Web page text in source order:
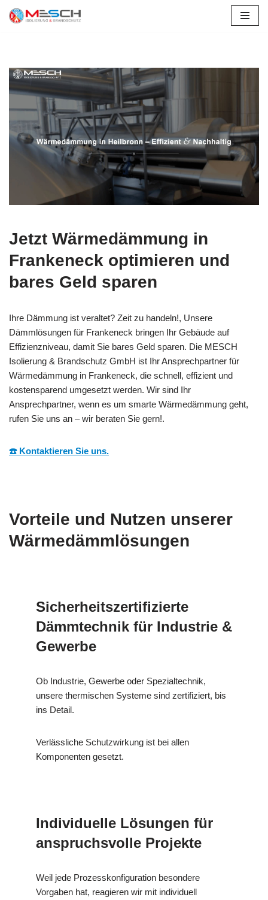
Jetzt Wärmedämmung in
Frankeneck optimieren und
bares Geld sparen
Ihre Dämmung ist veraltet? Zeit zu handeln!, Unsere
Dämmlösungen für Frankeneck bringen Ihr Gebäude auf
Effizienzniveau, damit Sie bares Geld sparen. Die MESCH
Isolierung & Brandschutz GmbH ist Ihr Ansprechpartner für
Wärmedämmung in Frankeneck, die schnell, effizient und
kostensparend umgesetzt werden. Wir sind Ihr
Ansprechpartner, wenn es um smarte Wärmedämmung geht,
rufen Sie uns an – wir beraten Sie gern!.
☎️ Kontaktieren Sie uns.
Vorteile und Nutzen unserer
Wärmedämmlösungen
Sicherheitszertifizierte
Dämmtechnik für Industrie &
Gewerbe
Ob Industrie, Gewerbe oder Spezialtechnik,
unsere thermischen Systeme sind zertifiziert, bis
ins Detail.
Verlässliche Schutzwirkung ist bei allen
Komponenten gesetzt.
Individuelle Lösungen für
anspruchsvolle Projekte
Weil jede Prozesskonfiguration besondere
Vorgaben hat, reagieren wir mit individuell